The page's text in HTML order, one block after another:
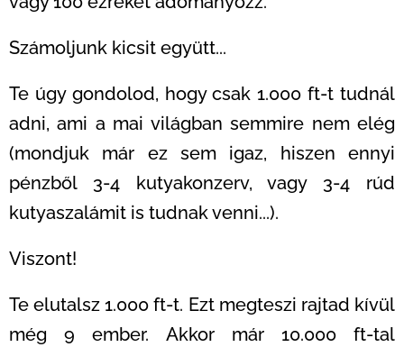
Számoljunk kicsit együtt...
Te úgy gondolod, hogy csak 1.000 ft-t tudnál
adni, ami a mai világban semmire nem elég
(mondjuk már ez sem igaz, hiszen ennyi
pénzből 3-4 kutyakonzerv, vagy 3-4 rúd
kutyaszalámit is tudnak venni...).
Viszont!
Te elutalsz 1.000 ft-t. Ezt megteszi rajtad kívül
még 9 ember. Akkor már 10.000 ft-tal